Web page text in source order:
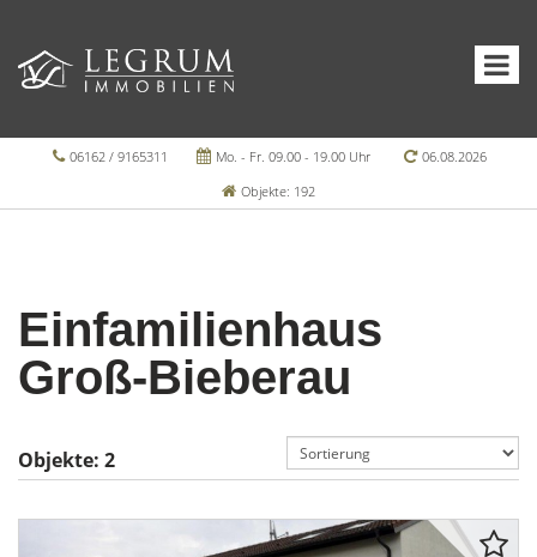
06162 / 9165311 Mo. - Fr. 09.00 - 19.00 Uhr
06.08.2026
Objekte: 192
Einfamilienhaus
Groß-Bieberau
Objekte: 2